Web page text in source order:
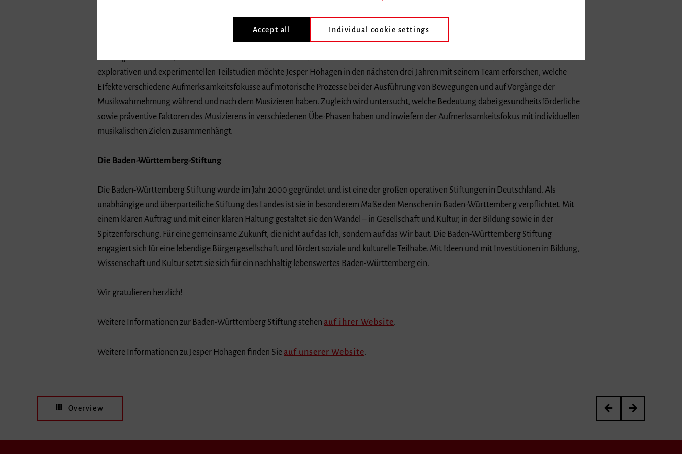
Doc am Zentrum für Kinder- und Jugendforschung in Freiburg forscht und lehrt er seit 2023 am »Freiburger Institut für Musikermedizin« im
Fach Musikphysiologie. Das von der Baden-Württemberg Stiftung geförderte Projekt setzt sich grundlegend und anwendungsorientiert mit
explorativen und experimentellen Teilstudien möchte Jesper Hohagen in den nächsten drei Jahren mit seinem Team erforschen, welche
Effekte verschiedene Aufmerksamkeitsfokusse auf motorische Prozesse bei der Ausführung von Bewegungen und auf Vorgänge der
Musikwahrnehmung während und nach dem Musizieren haben. Zugleich wird untersucht, welche Bedeutung dabei gesundheitsförderliche
sowie präventive Faktoren des Musizierens in verschiedenen Übe-Phasen haben und inwiefern der Aufmerksamkeitsfokus mit individuellen
musikalischen Zielen zusammenhängt.
Die Baden-Württemberg-Stiftung
Die Baden-Württemberg Stiftung wurde im Jahr 2000 gegründet und ist eine der großen operativen Stiftungen in Deutschland. Als
unabhängige und überparteiliche Stiftung des Landes ist sie in besonderem Maße den Menschen in Baden-Württemberg verpflichtet. Mit
einem klaren Auftrag und mit einer klaren Haltung gestaltet sie den Wandel – in Gesellschaft und Kultur, in der Bildung sowie in der
Spitzenforschung. Für eine gemeinsame Zukunft, die nicht auf das Ich, sondern auf das Wir baut. Die Baden-Württemberg Stiftung
engagiert sich für eine lebendige Bürgergesellschaft und fördert soziale und kulturelle Teilhabe. Mit Ideen und mit Investitionen in Bildung,
Wissenschaft und Kultur setzt sie sich für ein nachhaltig lebenswertes Baden-Württemberg ein.
Wir gratulieren herzlich!
Weitere Informationen zur Baden-Württemberg Stiftung stehen auf ihrer Website.
Weitere Informationen zu Jesper Hohagen finden Sie auf unserer Website.
Overview
Interview: »Transmitter
Wir trauern um
Accept all Individual cookie settings